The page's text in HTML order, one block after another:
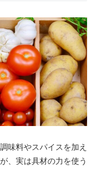
味料やスパイスを加え
、実は具材の力を使う